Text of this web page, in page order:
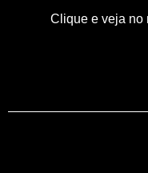
Clique e veja no